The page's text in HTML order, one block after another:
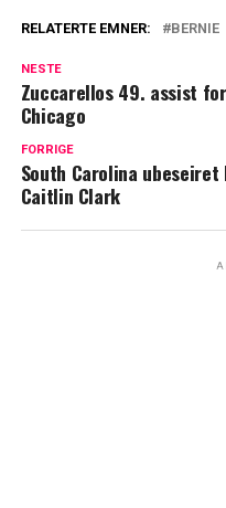
RELATERTE EMNER: BERNIE
NESTE
Zuccarellos 49. assist
Chicago
FORRIGE
South Carolina
Caitlin Clark